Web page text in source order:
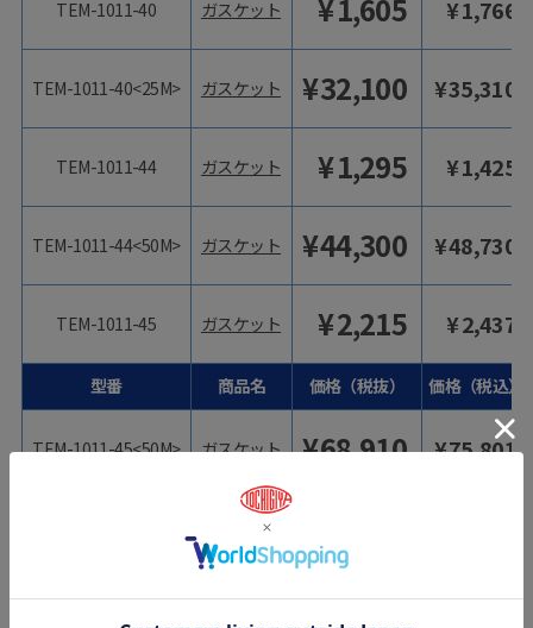
TEM-1011-40
TEM-1011-40<25M>
TEM-1011-44
TEM-1011-44<50M>
TEM-1011-45
型番
TEM-1011-45<50M>
TEM-1038-02<50M>
ガスケット ¥1,605 ¥1,766
ガスケット ¥32,100 ¥35,310
ガスケット ¥1,295 ¥1,425
ガスケット ¥44,300 ¥48,730
ガスケット ¥2,215 ¥2,437
商品名 価格（税抜） 価格（税込）
ガスケット ¥68,910 ¥75,801
ガスケット
ガスケット ¥21,565 ¥23,722